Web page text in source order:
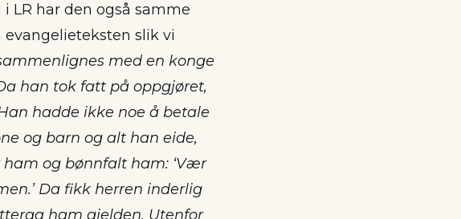
i LR har den også samme
evangelieteksten slik vi
med en konge
han tok fatt på oppgjøret,
hadde ikke noe å betale
og barn og alt han eide,
og bønnfalt ham: ‘Vær
Da fikk herren inderlig
ham gjelden. Utenfor